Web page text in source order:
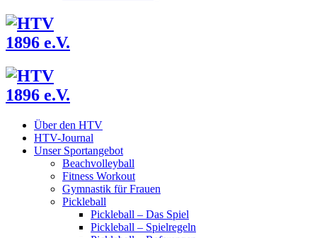
Über den HTV
HTV-Journal
Unser Sportangebot
Beachvolleyball
Fitness Workout
Gymnastik für Frauen
Pickleball
Pickleball – Das Spiel
Pickleball – Spielregeln